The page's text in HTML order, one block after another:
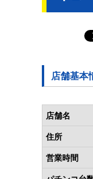
店舗基本
店舗名
住所
営業時間